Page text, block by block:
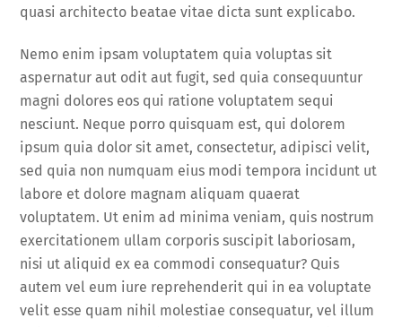
quasi architecto beatae vitae dicta sunt explicabo.
Nemo enim ipsam voluptatem quia voluptas sit
aspernatur aut odit aut fugit, sed quia consequuntur
magni dolores eos qui ratione voluptatem sequi
nesciunt. Neque porro quisquam est, qui dolorem
ipsum quia dolor sit amet, consectetur, adipisci velit,
sed quia non numquam eius modi tempora incidunt ut
labore et dolore magnam aliquam quaerat
voluptatem. Ut enim ad minima veniam, quis nostrum
exercitationem ullam corporis suscipit laboriosam,
nisi ut aliquid ex ea commodi consequatur? Quis
autem vel eum iure reprehenderit qui in ea voluptate
velit esse quam nihil molestiae consequatur, vel illum